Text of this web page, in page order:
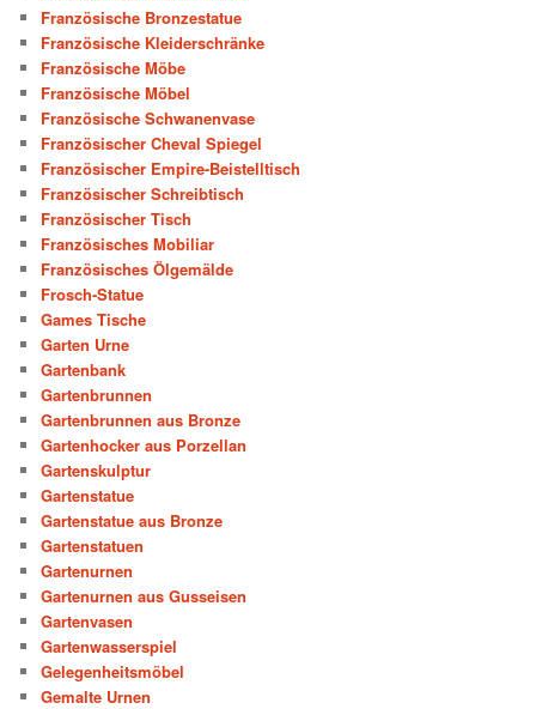
Französische Bronzestatue
Französische Kleiderschränke
Französische Möbe
Französische Möbel
Französische Schwanenvase
Französischer Cheval Spiegel
Französischer Empire-Beistelltisch
Französischer Schreibtisch
Französischer Tisch
Französisches Mobiliar
Französisches Ölgemälde
Frosch-Statue
Games Tische
Garten Urne
Gartenbank
Gartenbrunnen
Gartenbrunnen aus Bronze
Gartenhocker aus Porzellan
Gartenskulptur
Gartenstatue
Gartenstatue aus Bronze
Gartenstatuen
Gartenurnen
Gartenurnen aus Gusseisen
Gartenvasen
Gartenwasserspiel
Gelegenheitsmöbel
Gemalte Urnen